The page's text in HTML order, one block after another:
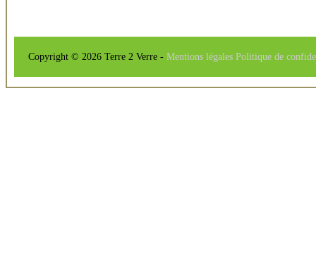
Copyright © 2026 Terre 2 Verre - Mentions légales Politique de